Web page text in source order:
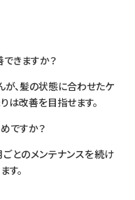
きますか？
が、髪の状態に合わせたケ
は改善を目指せます。
ですか？
とのメンテナンスを続け
す。